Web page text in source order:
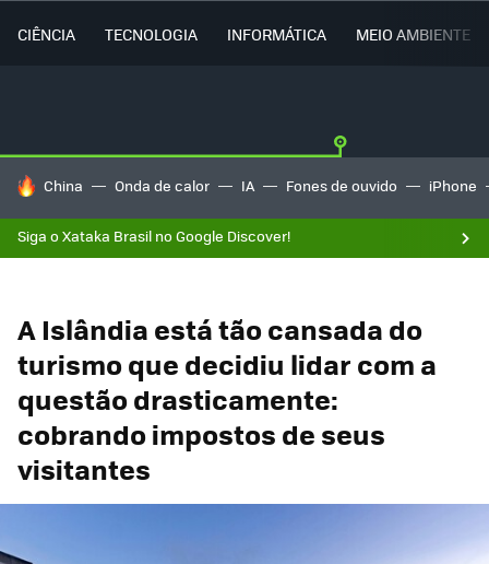
CIÊNCIA TECNOLOGIA INFORMÁTICA MEIO AMBIENTE
TENDÊNCIAS DO DIA
China Onda de calor IA Fones de ouvido iPhone
Siga o Xataka Brasil no Google Discover!
A Islândia está tão cansada do
turismo que decidiu lidar com a
questão drasticamente:
cobrando impostos de seus
visitantes